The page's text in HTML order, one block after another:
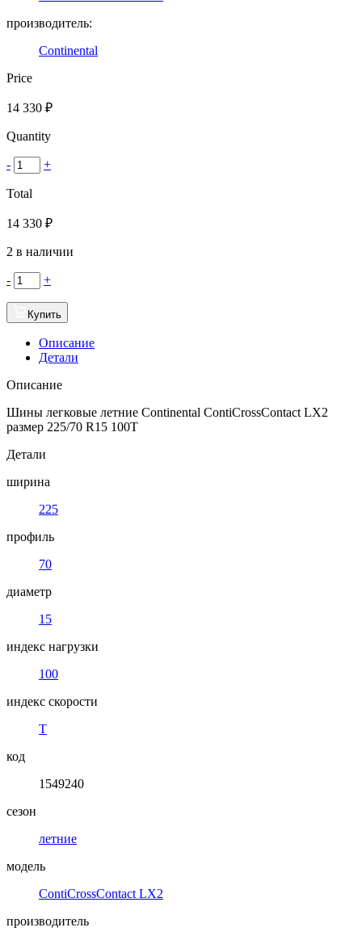
производитель:
Continental
Price
14 330 ₽
Quantity
- +
Total
14 330 ₽
2 в наличии
- +
Купить
Описание
Детали
Описание
Шины легковые летние Continental ContiCrossContact LX2
размер 225/70 R15 100T
Детали
ширина
225
профиль
70
диаметр
15
индекс нагрузки
100
индекс скорости
T
код
1549240
сезон
летние
модель
ContiCrossContact LX2
производитель